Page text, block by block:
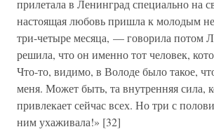
прилетала в Ленинград специально на
настоящая любовь пришла к молодым
три-четыре месяца, — говорила
решила, что он именно тот человек,
Что-то, видимо, в Володе было такое,
меня. Может быть, та внутренняя сила,
привлекает сейчас всех. Но три с
ним ухаживала!» [32]